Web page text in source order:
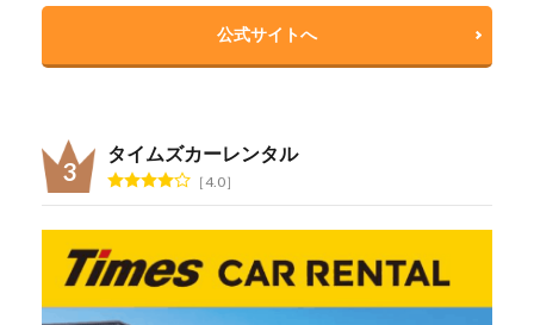
公式サイトへ
タイムズカーレンタル
4.0